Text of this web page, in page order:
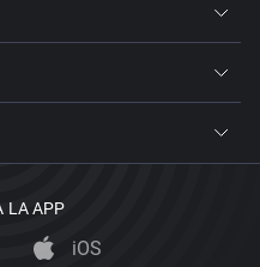
LA APP
iOS